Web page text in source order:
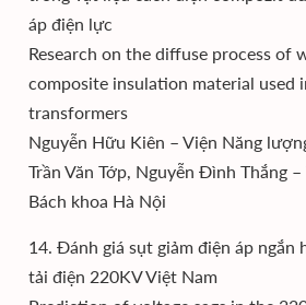
áp điện lực
Research on the diffuse process of
composite insulation material used
transformers
Nguyễn Hữu Kiên – Viện Năng
Trần Văn Tớp, Nguyễn Đình Thắng
Bách khoa Hà Nội
14. Đánh giá sụt giảm điện áp
tải điện 220KV Việt Nam